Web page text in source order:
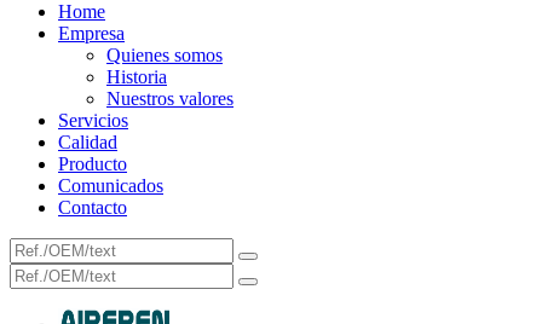
Home
Empresa
Quienes somos
Historia
Nuestros valores
Servicios
Calidad
Producto
Comunicados
Contacto